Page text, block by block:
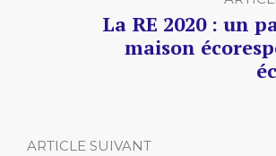
La RE 2020 : un
maison
ARTICLE SUIVANT